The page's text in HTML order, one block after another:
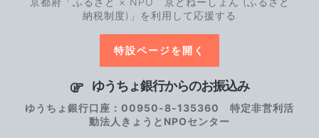
納税制度)」を利用して応援する
特設ページを開く
ゆうちょ銀行からのお振込み
ゆうちょ銀行口座：00950-8-135360 特定非営利活
動法人きょうとNPOセンター